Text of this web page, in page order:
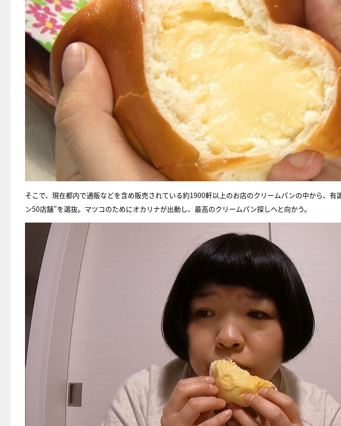
そこで、現在都内で通販などを含め販売されている約1900軒以上のお店のクリームパンの中から、有
ン50店舗”を選抜。マツコのためにオカリナが出動し、最高のクリームパン探しへと向かう。